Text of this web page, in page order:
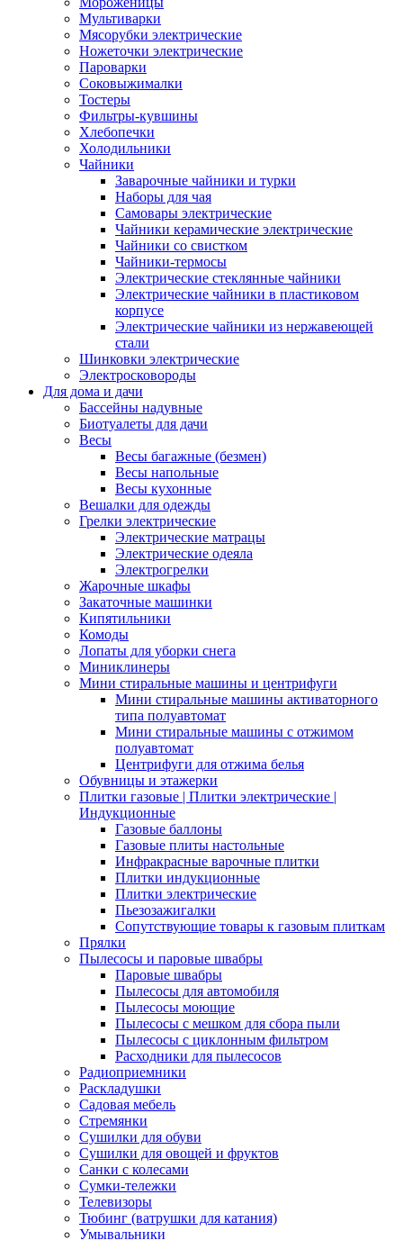
Мультиварки
Мясорубки электрические
Ножеточки электрические
Пароварки
Соковыжималки
Тостеры
Фильтры-кувшины
Хлебопечки
Холодильники
Чайники
Заварочные чайники и турки
Наборы для чая
Самовары электрические
Чайники керамические электрические
Чайники со свистком
Чайники-термосы
Электрические стеклянные чайники
Электрические чайники в пластиковом
корпусе
Электрические чайники из нержавеющей
стали
Шинковки электрические
Электросковороды
Для дома и дачи
Бассейны надувные
Биотуалеты для дачи
Весы
Весы багажные (безмен)
Весы напольные
Весы кухонные
Вешалки для одежды
Грелки электрические
Электрические матрацы
Электрические одеяла
Электрогрелки
Жарочные шкафы
Закаточные машинки
Кипятильники
Комоды
Лопаты для уборки снега
Миниклинеры
Мини стиральные машины и центрифуги
Мини стиральные машины активаторного
типа полуавтомат
Мини стиральные машины с отжимом
полуавтомат
Центрифуги для отжима белья
Обувницы и этажерки
Плитки газовые | Плитки электрические |
Индукционные
Газовые баллоны
Газовые плиты настольные
Инфракрасные варочные плитки
Плитки индукционные
Плитки электрические
Пьезозажигалки
Сопутствующие товары к газовым плиткам
Прялки
Пылесосы и паровые швабры
Паровые швабры
Пылесосы для автомобиля
Пылесосы моющие
Пылесосы с мешком для сбора пыли
Пылесосы с циклонным фильтром
Расходники для пылесосов
Радиоприемники
Раскладушки
Садовая мебель
Стремянки
Сушилки для обуви
Сушилки для овощей и фруктов
Санки с колесами
Сумки-тележки
Телевизоры
Тюбинг (ватрушки для катания)
Умывальники